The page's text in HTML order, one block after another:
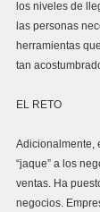
los niveles de
las personas
herramientas
tan
EL RETO
Adicionalmente,
“jaque” a los
ventas. Ha
negocios.